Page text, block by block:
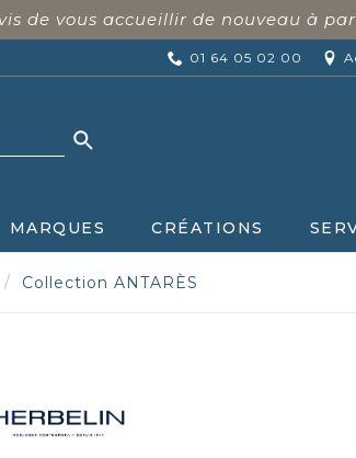
de vous accueillir de nouveau à
01 64 05 02 00
MARQUES CRÉATIONS
Collection ANTARÈS